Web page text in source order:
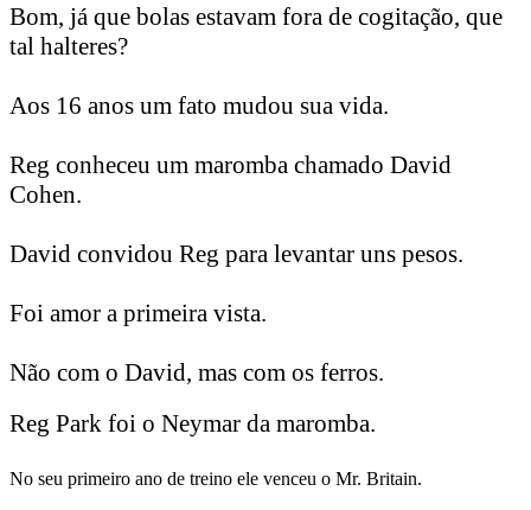
Bom, já que bolas estavam fora de cogitação, que
tal halteres?
Aos 16 anos um fato mudou sua vida.
Reg conheceu um maromba chamado David
Cohen.
David convidou Reg para levantar uns pesos.
Foi amor a primeira vista.
Não com o David, mas com os ferros.
Reg Park foi o Neymar da maromba.
No seu primeiro ano de treino ele venceu o Mr. Britain.